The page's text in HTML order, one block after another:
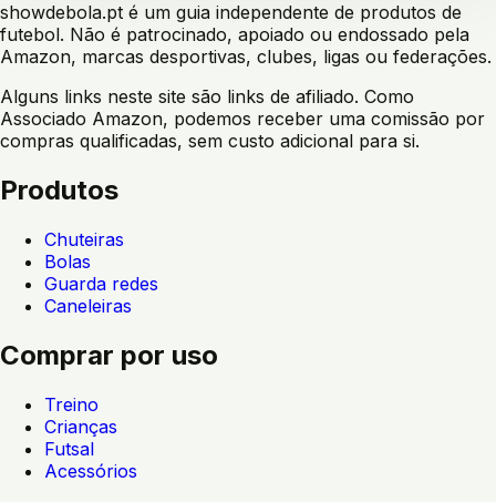
showdebola.pt é um guia independente de produtos de
futebol. Não é patrocinado, apoiado ou endossado pela
Amazon, marcas desportivas, clubes, ligas ou federações.
Alguns links neste site são links de afiliado. Como
Associado Amazon, podemos receber uma comissão por
compras qualificadas, sem custo adicional para si.
Produtos
Chuteiras
Bolas
Guarda redes
Caneleiras
Comprar por uso
Treino
Crianças
Futsal
Acessórios